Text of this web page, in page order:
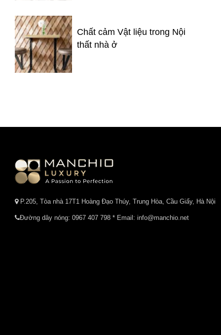
Chất cảm Vật liệu trong Nội
thất nhà ở
P.205, Tòa nhà 17T1 Hoàng Đạo Thúy, Trung Hòa, Cầu Giấy, Hà Nội
Đường dây nóng: 0967 407 798 * Email: info@manchio.net